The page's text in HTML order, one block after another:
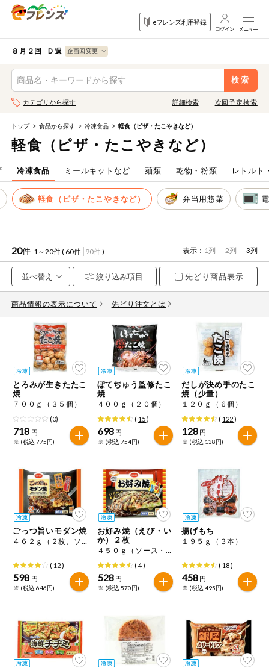
eフレンズ利用登録
ログイン
生協加入はこちら
登録から開始まで
注文番号注文
お気に入り注文
注文履歴注文
WEBカタログ
先着限定から探す
人気カテゴリ
食品から探す
家庭用品から探す
目的から探す
生協独自
自動注文システム登録
自動注文システム登録を確認する
自動注文システム登録を修正する
８月２回 Ｄ週
検索
食品
から探す
目的
から探す
果物
野菜
肉・ハム・ソ
ーセージ
魚介・加工品
米・雑穀など
パン・ジャム
豆腐・納豆・
こんにゃく
冷蔵おかず
冷凍食品
ミールキット
麺類
レトルト・缶
詰・瓶詰
調味料・だ
し・油・ルー
飲料
酒・ノンアル
コール
切り花・仏花
果物すべて
カテゴリから探す 詳細検索
検索条件を指定してください。全項目に条件を指定しなくて
も検索できます。
キーワード
キーワードをすべて含む
メーカー名
カテゴリ
特価情報
アレルゲン情報
特定原材料と特定原材料に準ずるものが含まれていない商品
を検索できます。
小麦 卵
落花生 えび かに くるみ
特定原材料に準ずるもの
アーモンド あわび いか
カシューナッツ
キウイフルーツ 牛肉 ごま
さけ さば ゼラチン 大豆
次回予定検索
トップ 食品から探す 冷凍食品 軽食（ピザ・たこやきなど）
軽食（ピザ・たこやきなど）
冷凍食品 ミールキットなど 麺類 乾物・粉類 レトルト
軽食（ピザ・たこやきなど） 弁当用惣菜
20件 1～20件 ( 60件 90件) 表示： 1列 2列 3列
先どり商品表示
商品情報の表示について 先どり注文とは
とろみが生きたたこ
焼
７００ｇ（３５個）
(0)
718 円
※ (税込 775円)
ぼてぢゅう監修たこ
焼
４００ｇ（２０個）
( 15)
698 円
※ (税込 754円)
だしが決め手のたこ
焼（少量）
１２０ｇ（６個）
( 122)
128 円
※ (税込 138円)
ごっつ旨いモダン焼
４６２ｇ（２枚、ソース・魚粉・あおさ付）
( 12)
598 円
※ (税込 646円)
お好み焼（えび・い
か）２枚
４５０ｇ（ソース・削り粉・あおさ付）
( 4)
528 円
※ (税込 570円)
揚げもち
１９５ｇ（３本）
( 18)
458 円
※ (税込 495円)